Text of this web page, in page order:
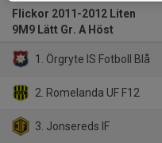
Flickor 2011-2012 Liten
9M9 Lätt Gr. A Höst
1. Örgryte IS Fotboll Blå
2. Romelanda UF F12
3. Jonsereds IF